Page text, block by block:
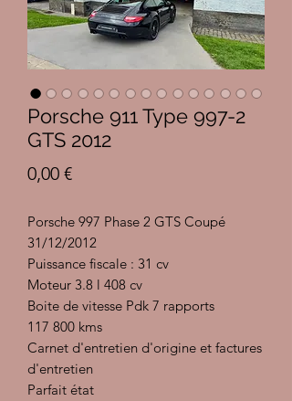
Porsche 911 Type 997-2
GTS 2012
0,00 €Prix
Porsche 997 Phase 2 GTS Coupé
31/12/2012
Puissance fiscale : 31 cv
Moteur 3.8 l 408 cv
Boite de vitesse Pdk 7 rapports
117 800 kms
Carnet d'entretien d'origine et factures
d'entretien
Parfait état